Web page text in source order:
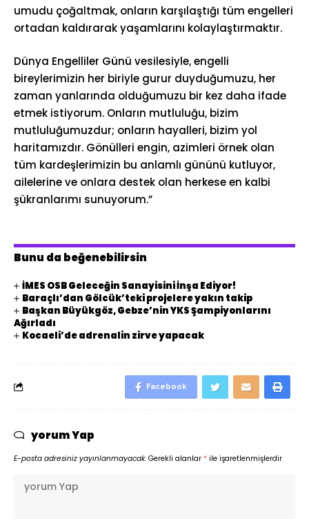
umudu çoğaltmak, onların karşılaştığı tüm engelleri
ortadan kaldırarak yaşamlarını kolaylaştırmaktır.
Dünya Engelliler Günü vesilesiyle, engelli
bireylerimizin her biriyle gurur duyduğumuzu, her
zaman yanlarında olduğumuzu bir kez daha ifade
etmek istiyorum. Onların mutluluğu, bizim
mutluluğumuzdur; onların hayalleri, bizim yol
haritamızdır. Gönülleri engin, azimleri örnek olan
tüm kardeşlerimizin bu anlamlı gününü kutluyor,
ailelerine ve onlara destek olan herkese en kalbi
şükranlarımı sunuyorum.”
Bunu da beğenebilirsin
İMES OSB Geleceğin Sanayisini İnşa Ediyor!
Baraçlı’dan Gölcük’teki projelere yakın takip
Başkan Büyükgöz, Gebze’nin YKS Şampiyonlarını
Ağırladı
Kocaeli’de adrenalin zirve yapacak
Facebook
yorum Yap
E-posta adresiniz yayınlanmayacak. Gerekli alanlar * ile işaretlenmişlerdir